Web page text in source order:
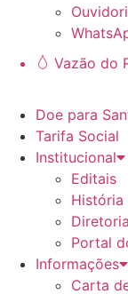
Vazão do
Doe para
Tarifa Social
Institucional
Editais
História
Diretoria
Portal
Informações
Carta